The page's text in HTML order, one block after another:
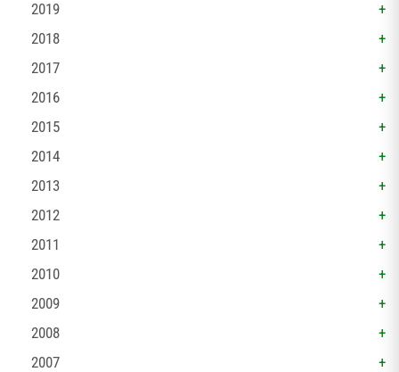
2019
2018
2017
2016
2015
2014
2013
2012
2011
2010
2009
2008
2007